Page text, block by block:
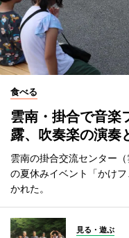
食べる
雲南・掛合で音
露、吹奏楽の演奏
雲南の掛合交流センター
の夏休みイベント「かけ
かれた。
見る・遊ぶ